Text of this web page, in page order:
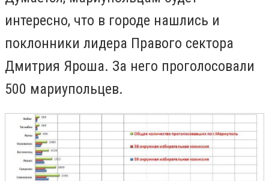
интересно, что в городе нашлись и
поклонники лидера Правого сектора
Дмитрия Яроша. За него проголосовали
500 мариупольцев.